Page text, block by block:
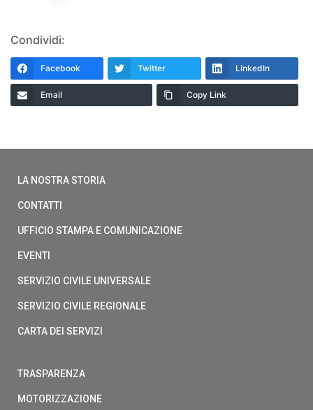
Condividi:
Facebook Twitter LinkedIn
Email Copy Link
LA NOSTRA STORIA
CONTATTI
UFFICIO STAMPA E COMUNICAZIONE
EVENTI
SERVIZIO CIVILE UNIVERSALE
SERVIZIO CIVILE REGIONALE
CARTA DEI SERVIZI
TRASPARENZA
MOTORIZZAZIONE